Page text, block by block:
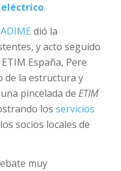
.
ADIME dió la
y acto seguido
España, Pere
de la estructura y
pincelada de ETIM
los servicios
socios locales de
muy